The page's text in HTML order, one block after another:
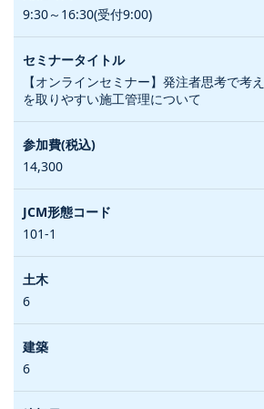
9:30～16:30(受付9:00)
【オンラインセミナー】発注者思考で考
を取りやすい施工管理について
14,300
101-1
6
6